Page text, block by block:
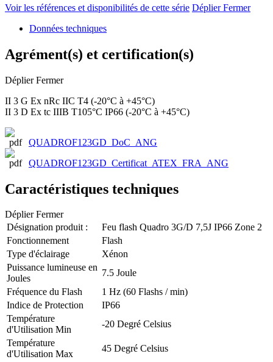
Voir les références et disponibilités de cette série Déplier Fermer
Données techniques
Agrément(s) et certification(s)
Déplier Fermer
II 3 G Ex nRc IIC T4 (-20°C à +45°C)
II 3 D Ex tc IIIB T105°C IP66 (-20°C à +45°C)
QUADROF123GD_DoC_ANG
QUADROF123GD_Certificat_ATEX_FRA_ANG
Caractéristiques techniques
Déplier Fermer
Désignation produit :
Feu flash Quadro 3G/D 7,5J IP66 Zone 2
Fonctionnement
Flash
Type d'éclairage
Xénon
Puissance lumineuse en
Joules
7.5 Joule
Fréquence du Flash
1 Hz (60 Flashs / min)
Indice de Protection
IP66
Température
d'Utilisation Min
-20 Degré Celsius
Température
d'Utilisation Max
45 Degré Celsius